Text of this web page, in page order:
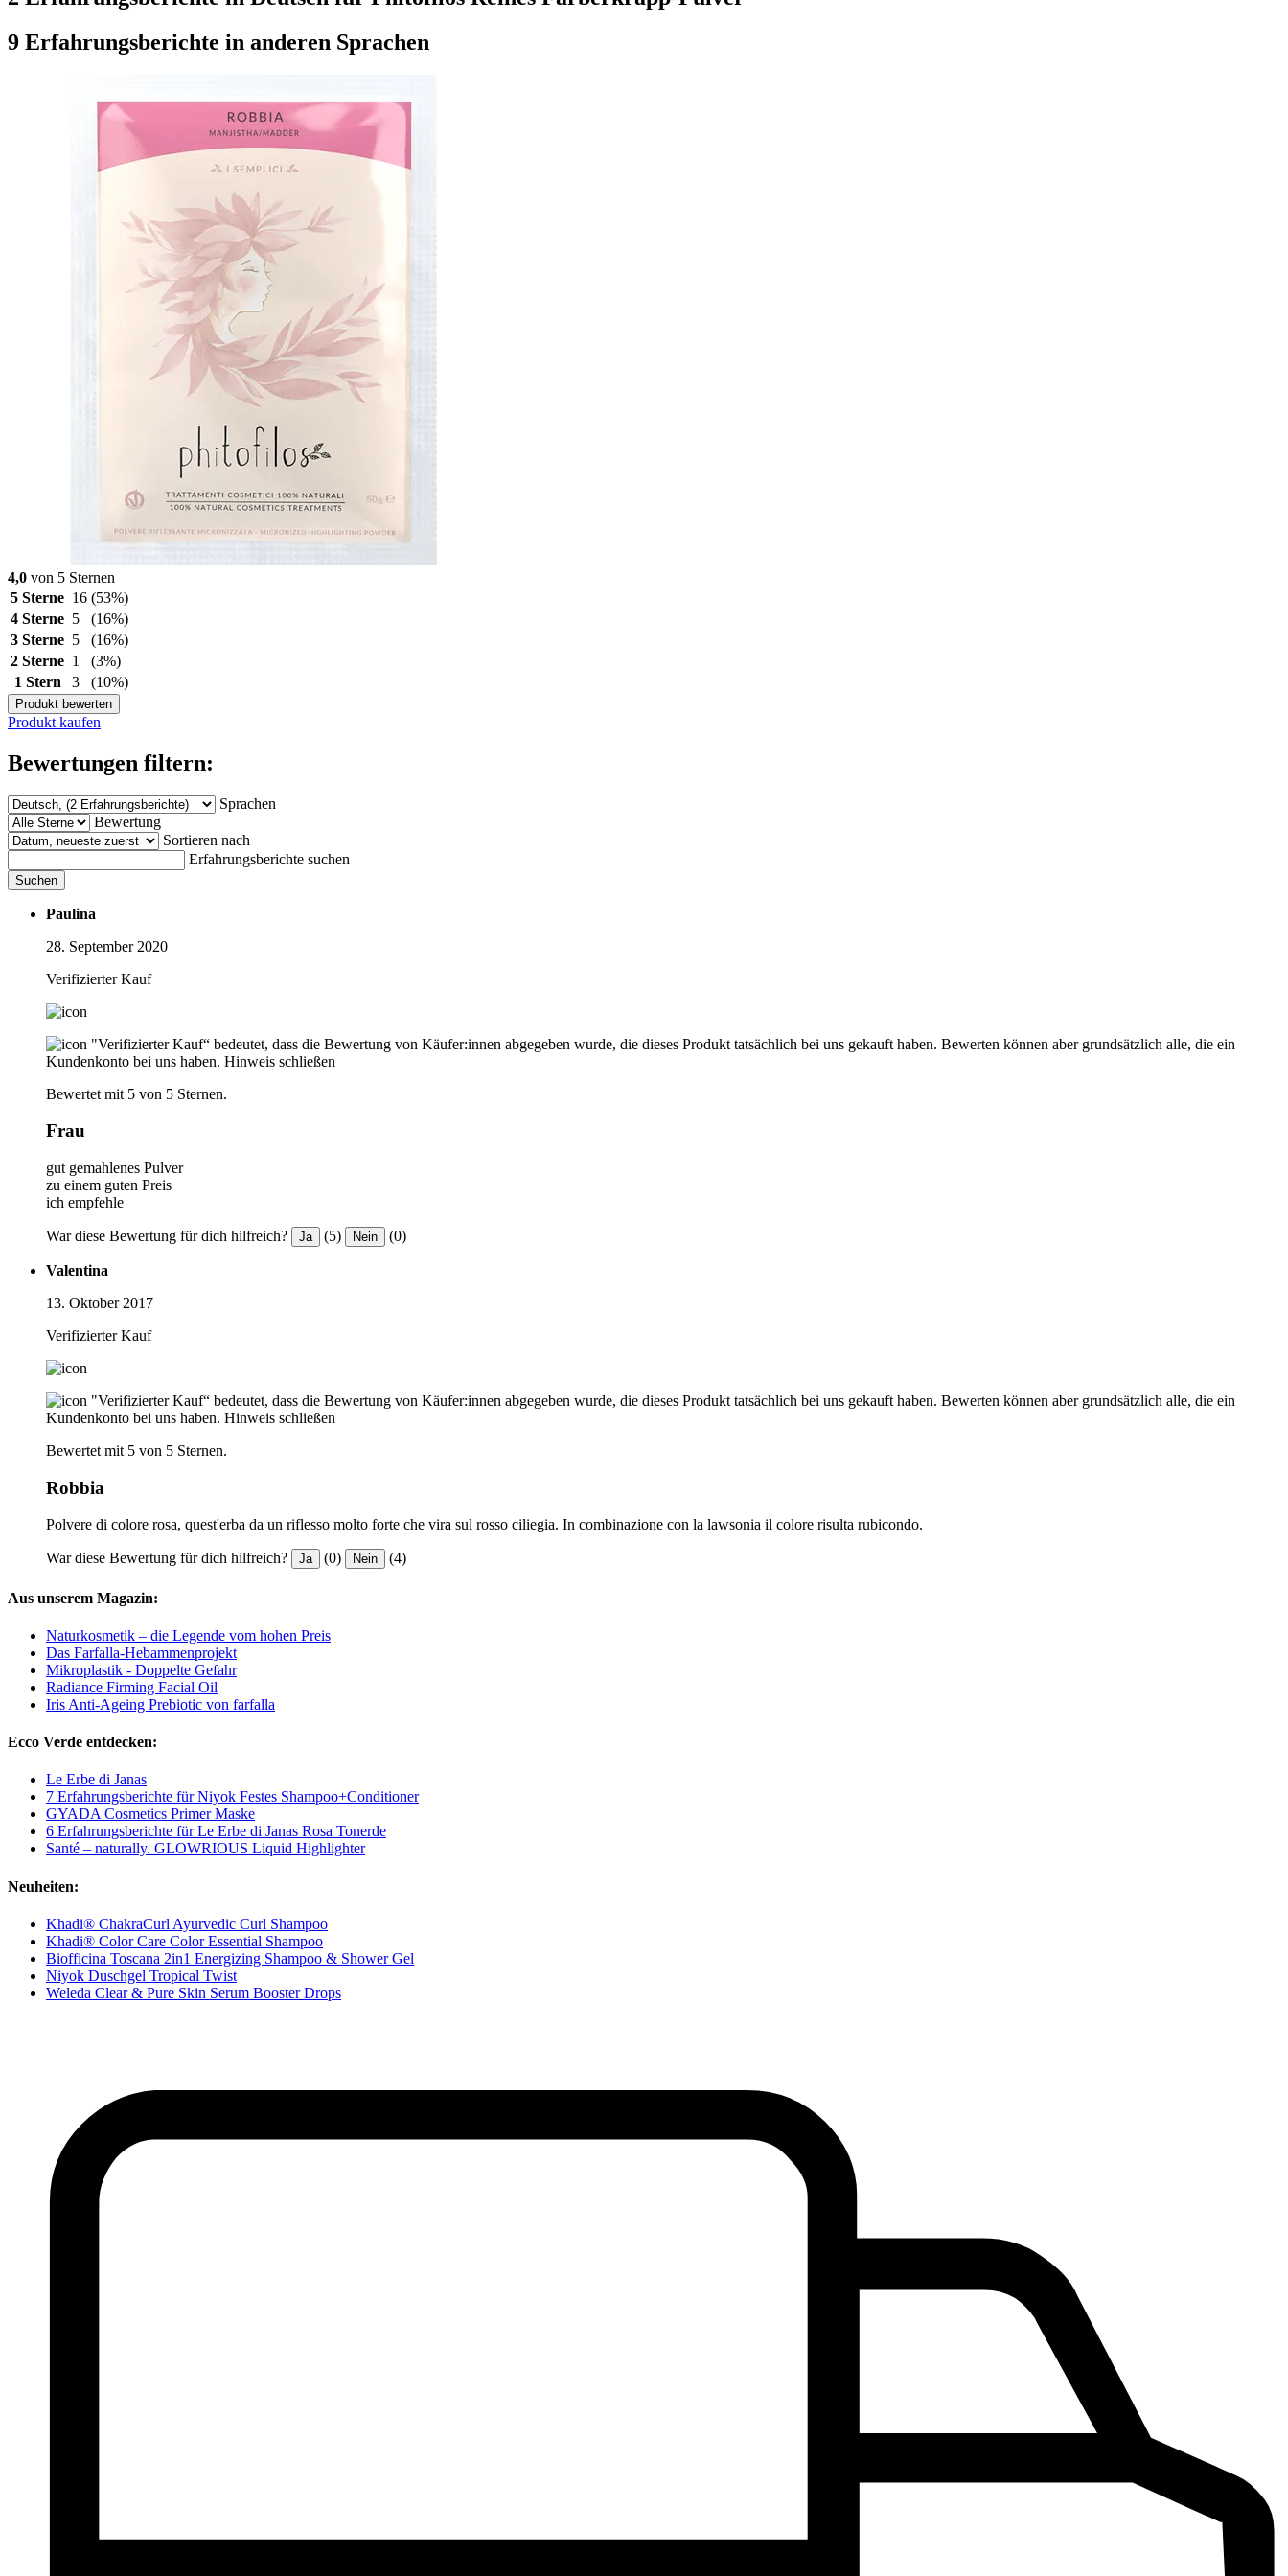
9 Erfahrungsberichte in anderen Sprachen
4,0 von 5 Sternen
5 Sterne 16 (53%)
4 Sterne 5
(16%)
3 Sterne 5
(16%)
2 Sterne 1
(3%)
1 Stern
3 (10%)
Produkt bewerten
Produkt kaufen
Bewertungen filtern:
Sprachen
Bewertung
Sortieren nach
Erfahrungsberichte suchen
Suchen
Paulina
28. September 2020
Verifizierter Kauf
"Verifizierter Kauf“ bedeutet, dass die Bewertung von Käufer:innen abgegeben wurde, die dieses Produkt tatsächlich bei uns gekauft haben. Bewerten können aber grundsätzlich alle, die ein
Kundenkonto bei uns haben. Hinweis schließen
Bewertet mit 5 von 5 Sternen.
Frau
gut gemahlenes Pulver
zu einem guten Preis
ich empfehle
War diese Bewertung für dich hilfreich? Ja (5) Nein (0)
Valentina
13. Oktober 2017
Verifizierter Kauf
"Verifizierter Kauf“ bedeutet, dass die Bewertung von Käufer:innen abgegeben wurde, die dieses Produkt tatsächlich bei uns gekauft haben. Bewerten können aber grundsätzlich alle, die ein
Kundenkonto bei uns haben. Hinweis schließen
Bewertet mit 5 von 5 Sternen.
Robbia
Polvere di colore rosa, quest'erba da un riflesso molto forte che vira sul rosso ciliegia. In combinazione con la lawsonia il colore risulta rubicondo.
War diese Bewertung für dich hilfreich? Ja (0) Nein (4)
Aus unserem Magazin:
Naturkosmetik – die Legende vom hohen Preis
Das Farfalla-Hebammenprojekt
Mikroplastik - Doppelte Gefahr
Radiance Firming Facial Oil
Iris Anti-Ageing Prebiotic von farfalla
Ecco Verde entdecken:
Le Erbe di Janas
7 Erfahrungsberichte für Niyok Festes Shampoo+Conditioner
GYADA Cosmetics Primer Maske
6 Erfahrungsberichte für Le Erbe di Janas Rosa Tonerde
Santé – naturally. GLOWRIOUS Liquid Highlighter
Neuheiten:
Khadi® ChakraCurl Ayurvedic Curl Shampoo
Khadi® Color Care Color Essential Shampoo
Biofficina Toscana 2in1 Energizing Shampoo & Shower Gel
Niyok Duschgel Tropical Twist
Weleda Clear & Pure Skin Serum Booster Drops